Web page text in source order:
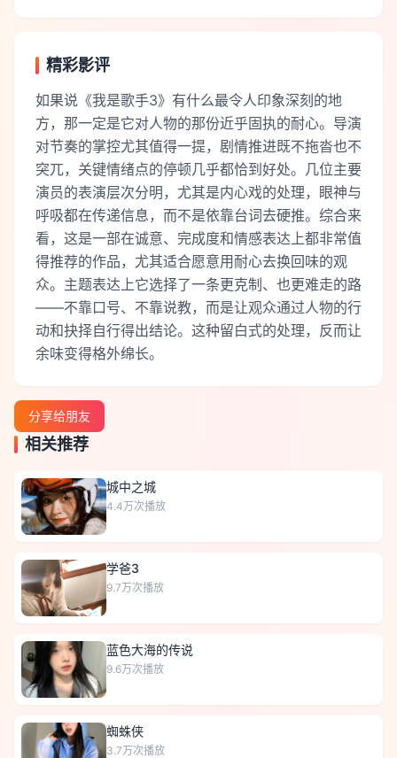
精彩影评
如果说《我是歌手3》有什么最令人印象深刻的地
方，那一定是它对人物的那份近乎固执的耐心。导演
对节奏的掌控尤其值得一提，剧情推进既不拖沓也不
突兀，关键情绪点的停顿几乎都恰到好处。几位主要
演员的表演层次分明，尤其是内心戏的处理，眼神与
呼吸都在传递信息，而不是依靠台词去硬推。综合来
看，这是一部在诚意、完成度和情感表达上都非常值
得推荐的作品，尤其适合愿意用耐心去换回味的观
众。主题表达上它选择了一条更克制、也更难走的路
——不靠口号、不靠说教，而是让观众通过人物的行
动和抉择自行得出结论。这种留白式的处理，反而让
余味变得格外绵长。
分享给朋友
相关推荐
城中之城
4.4万次播放
学爸3
9.7万次播放
蓝色大海的传说
9.6万次播放
蜘蛛侠
3.7万次播放